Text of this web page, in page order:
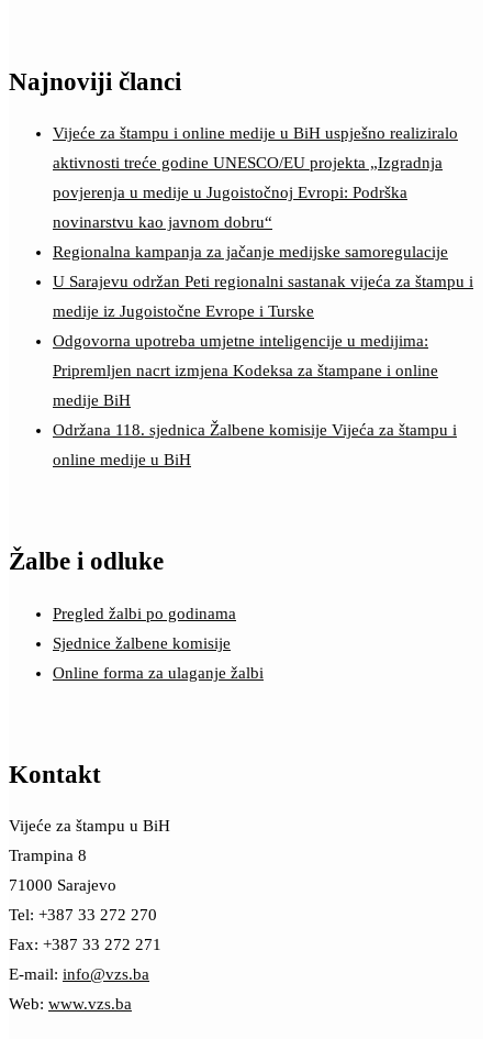
Najnoviji članci
Vijeće za štampu i online medije u BiH uspješno realiziralo
aktivnosti treće godine UNESCO/EU projekta „Izgradnja
povjerenja u medije u Jugoistočnoj Evropi: Podrška
novinarstvu kao javnom dobru“
Regionalna kampanja za jačanje medijske samoregulacije
U Sarajevu održan Peti regionalni sastanak vijeća za štampu i
medije iz Jugoistočne Evrope i Turske
Odgovorna upotreba umjetne inteligencije u medijima:
Pripremljen nacrt izmjena Kodeksa za štampane i online
medije BiH
Održana 118. sjednica Žalbene komisije Vijeća za štampu i
online medije u BiH
Žalbe i odluke
Pregled žalbi po godinama
Sjednice žalbene komisije
Online forma za ulaganje žalbi
Kontakt
Vijeće za štampu u BiH
Trampina 8
71000 Sarajevo
Tel: +387 33 272 270
Fax: +387 33 272 271
E-mail: info@vzs.ba
Web: www.vzs.ba